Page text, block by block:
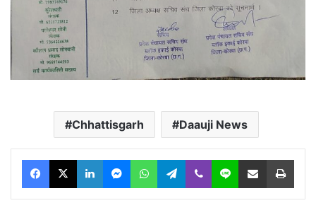
Chhattisgarh Daauji News
Facebook
X LinkedInMessengerWhatsAppTelegram
Viber Line Share via Email Print